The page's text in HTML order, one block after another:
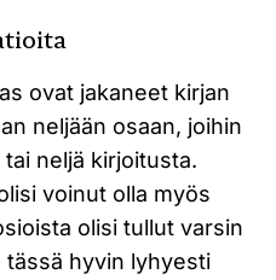
ovat jakaneet kirjan
neljään osaan, joihin
neljä kirjoitusta.
voinut olla myös
olisi tullut varsin
tässä hyvin lyhyesti